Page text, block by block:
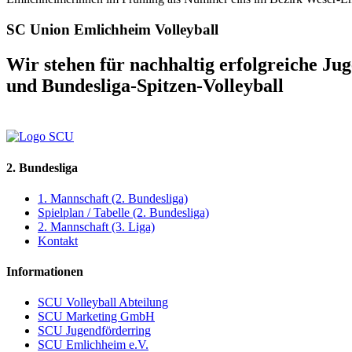
SC Union Emlichheim Volleyball
Wir stehen für nachhaltig erfolgreiche
und Bundesliga-Spitzen-Volleyball
2. Bundesliga
1. Mannschaft (2. Bundesliga)
Spielplan / Tabelle (2. Bundesliga)
2. Mannschaft (3. Liga)
Kontakt
Informationen
SCU Volleyball Abteilung
SCU Marketing GmbH
SCU Jugendförderring
SCU Emlichheim e.V.